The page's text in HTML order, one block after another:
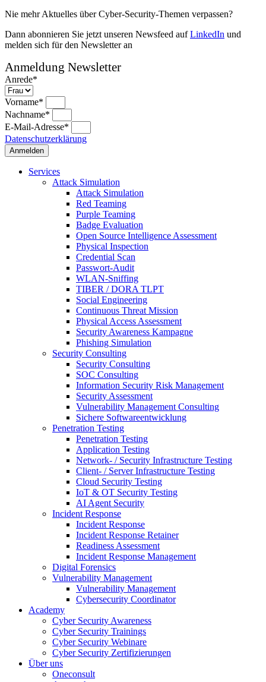
Nie mehr Aktuelles über Cyber-Security-Themen verpassen?
Dann abonnieren Sie jetzt unseren Newsfeed aufLinkedIn und
melden sich für den Newsletter an
Anmeldung Newsletter
Anrede*
Vorname*
Nachname*
E-Mail-Adresse*
Datenschutzerklärung
Anmelden
Services
Attack Simulation
Attack Simulation
Red Teaming
Purple Teaming
Badge Evaluation
Open Source Intelligence Assessment
Physical Inspection
Credential Scan
Passwort-Audit
WLAN-Sniffing
TIBER / DORA TLPT
Social Engineering
Continuous Threat Mission
Physical Access Assessment
Security Awareness Kampagne
Phishing Simulation
Security Consulting
Security Consulting
SOC Consulting
Information Security Risk Management
Security Assessment
Vulnerability Management Consulting
Sichere Softwareentwicklung
Penetration Testing
Penetration Testing
Application Testing
Network- / Security Infrastructure Testing
Client- / Server Infrastructure Testing
Cloud Security Testing
IoT & OT Security Testing
AI Agent Security
Incident Response
Incident Response
Incident Response Retainer
Readiness Assessment
Incident Response Management
Digital Forensics
Vulnerability Management
Vulnerability Management
Cybersecurity Coordinator
Academy
Cyber Security Awareness
Cyber Security Trainings
Cyber Security Webinare
Cyber Security Zertifizierungen
Über uns
Oneconsult